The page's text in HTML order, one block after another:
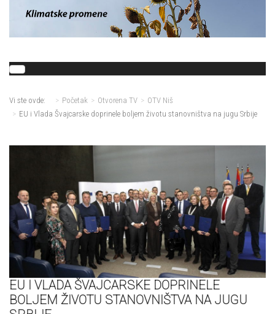
Vi ste ovde: Početak Otvorena TV
OTV Niš
EU i Vlada Švajcarske doprinele boljem životu stanovništva na jugu Srbije
EU I VLADA ŠVAJCARSKE DOPRINELE
BOLJEM ŽIVOTU STANOVNIŠTVA NA JUGU